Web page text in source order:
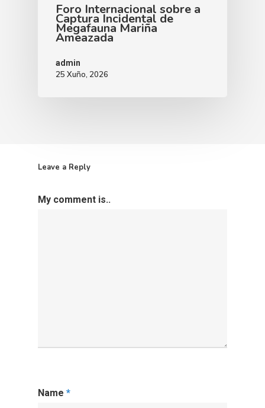
Foro Internacional sobre a
Captura Incidental de
Megafauna Mariña
Ameazada
admin
25 Xuño, 2026
Leave a Reply
My comment is..
Name *